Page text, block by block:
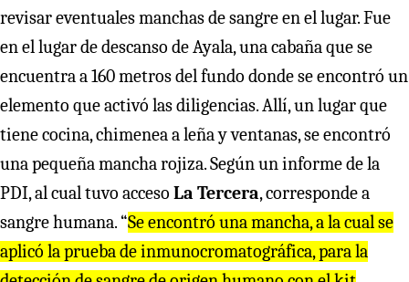
revisar eventuales manchas de sangre en el lugar. Fue
en el lugar de descanso de Ayala, una cabaña que se
encuentra a 160 metros del fundo donde se encontró un
elemento que activó las diligencias. Allí, un lugar que
tiene cocina, chimenea a leña y ventanas, se encontró
una pequeña mancha rojiza. Según un informe de la
PDI, al cual tuvo acceso La Tercera, corresponde a
sangre humana. “Se encontró una mancha, a la cual se
aplicó la prueba de inmunocromatográfica, para la